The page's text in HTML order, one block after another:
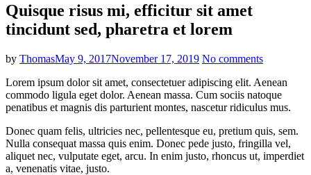
Quisque risus mi, efficitur sit amet
tincidunt sed, pharetra et lorem
by ThomasMay 9, 2017November 17, 2019 No comments
Lorem ipsum dolor sit amet, consectetuer adipiscing elit. Aenean
commodo ligula eget dolor. Aenean massa. Cum sociis natoque
penatibus et magnis dis parturient montes, nascetur ridiculus mus.
Donec quam felis, ultricies nec, pellentesque eu, pretium quis, sem.
Nulla consequat massa quis enim. Donec pede justo, fringilla vel,
aliquet nec, vulputate eget, arcu. In enim justo, rhoncus ut, imperdiet
a, venenatis vitae, justo.